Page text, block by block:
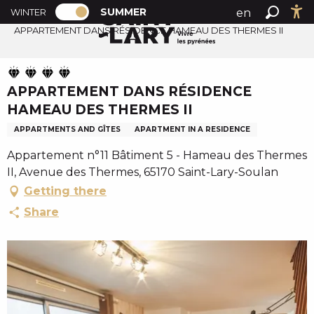
A
l
r
a
u
c
n
t
e
n
p
r
n
PAGE D’ACCUEIL ACTUELLE ÉTÉ : PASSER EN MODE
WINTER PAGE D’ACCUEIL ACTUELLE ÉTÉ :
SUMMER
en
Search
Summer home
APPARTEMENT DANS RÉSIDENCE HAMEAU DES THERMES II
APPARTEMENT DANS RÉSIDENCE
HAMEAU DES THERMES II
APPARTMENTS AND GÎTES APARTMENT IN A RESIDENCE
Appartement n°11 Bâtiment 5 - Hameau des Thermes
II, Avenue des Thermes, 65170 Saint-Lary-Soulan
Getting there
Share